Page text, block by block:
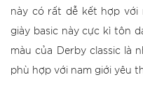
này có rất dễ kết hợp với
giày basic này cực kì tôn
màu của Derby classic là
phù hợp với nam giới yêu